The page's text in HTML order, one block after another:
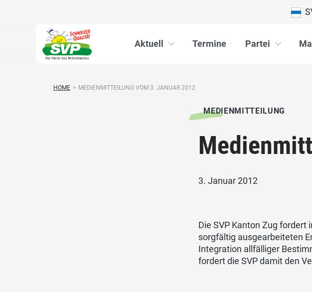
Aktuell Termine Partei
HOME > MEDIENMITTEILUNG VOM 3. JANUAR 2012
MEDIENMITTEILUNG
3. Januar 2012
Die SVP Kanton Zug
sorgfältig ausgearbeiteten
Integration allfälliger
fordert die SVP damit den